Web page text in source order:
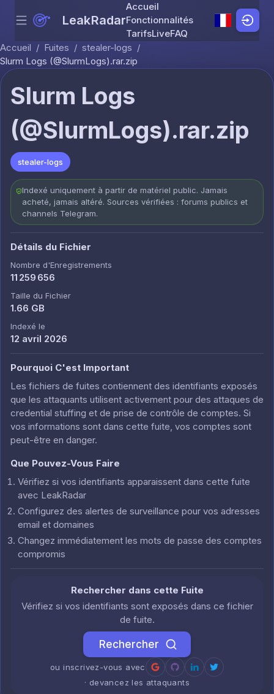
Skip to content
Menu LeakRadar
Accueil
Fonctionnalités
TarifsLiveFAQ
Accueil / Fuites / stealer-logs /
Slurm Logs (@SlurmLogs).rar.zip
Slurm Logs
(@SlurmLogs).rar.zip
stealer-logs
Indexé uniquement à partir de matériel public. Jamais
acheté, jamais altéré. Sources vérifiées : forums publics et
channels Telegram.
Détails du Fichier
Nombre d'Enregistrements
11 259 656
Taille du Fichier
1.66 GB
Indexé le
12 avril 2026
Pourquoi C'est Important
Les fichiers de fuites contiennent des identifiants exposés
que les attaquants utilisent activement pour des attaques de
credential stuffing et de prise de contrôle de comptes. Si
vos informations sont dans cette fuite, vos comptes sont
peut-être en danger.
Que Pouvez-Vous Faire
Vérifiez si vos identifiants apparaissent dans cette fuite
avec LeakRadar
Configurez des alertes de surveillance pour vos adresses
email et domaines
Changez immédiatement les mots de passe des comptes
compromis
Rechercher dans cette Fuite
Vérifiez si vos identifiants sont exposés dans ce fichier
de fuite.
Rechercher
ou inscrivez-vous avec
· devancez les attaquants